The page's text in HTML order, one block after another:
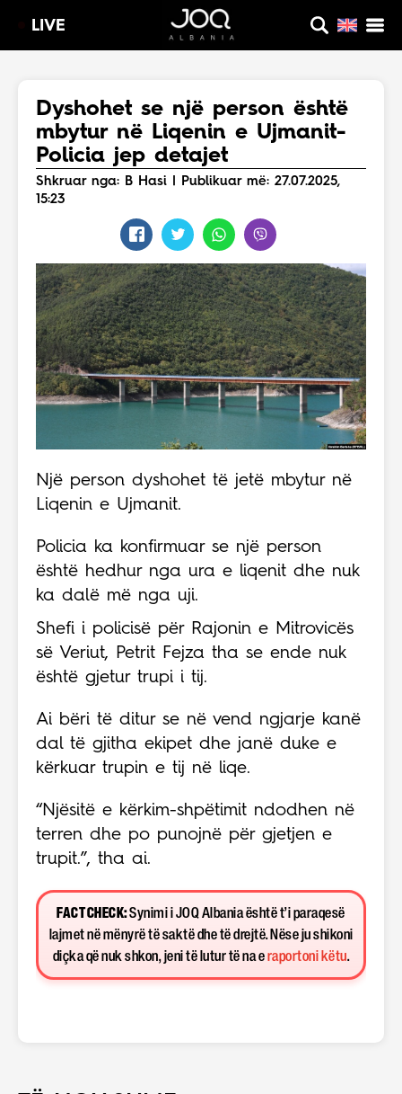
LIVE
Dyshohet se një person është
mbytur në Liqenin e Ujmanit-
Policia jep detajet
Shkruar nga: B Hasi | Publikuar më: 27.07.2025,
15:23
Një person dyshohet të jetë mbytur në
Liqenin e Ujmanit.
Policia ka konfirmuar se një person
është hedhur nga ura e liqenit dhe nuk
ka dalë më nga uji.
Shefi i policisë për Rajonin e Mitrovicës
së Veriut, Petrit Fejza tha se ende nuk
është gjetur trupi i tij.
Ai bëri të ditur se në vend ngjarje kanë
dal të gjitha ekipet dhe janë duke e
kërkuar trupin e tij në liqe.
“Njësitë e kërkim-shpëtimit ndodhen në
terren dhe po punojnë për gjetjen e
trupit.”, tha ai.
FACT CHECK:Synimi i JOQ Albania është t’i paraqesë
lajmet në mënyrë të saktë dhe të drejtë. Nëse ju shikoni
diçka që nuk shkon, jeni të lutur të na e raportoni këtu.